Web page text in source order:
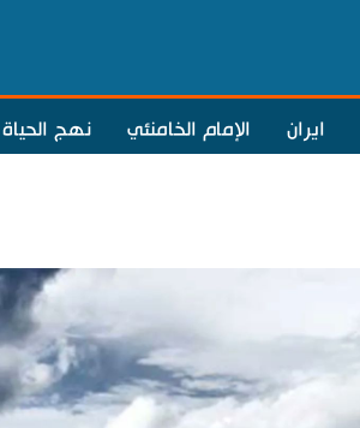
ايران الإمام الخامنئي نهج الحياة